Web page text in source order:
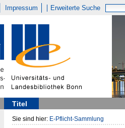
Impressum Erweiterte Suche
Titel
Sie sind hier: E-Pflicht-Sammlung